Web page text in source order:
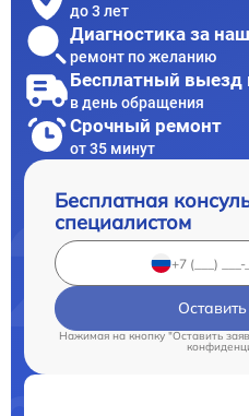
до 3 лет
Диагностика за
ремонт по желанию
Бесплатный выезд
в день обращения
Срочный ремонт
от 35 минут
Бесплатная
специалистом
Нажимая на кнопку "Оставить